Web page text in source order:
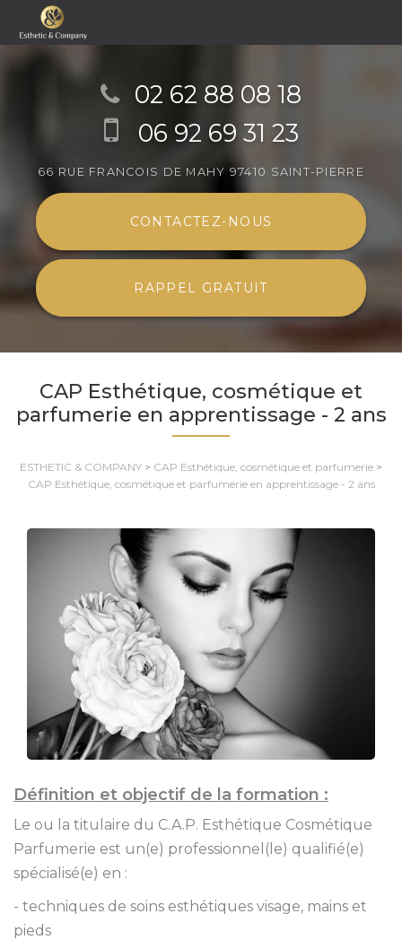
Aller
02 62 88 08 18
06 92 69 31 23
66 RUE FRANCOIS DE MAHY 97410 SAINT-PIERRE
CONTACTEZ- NOUS
RAPPEL GRATUIT
CAP Esthétique, cosmétique et
parfumerie en apprentissage - 2 ans
ESTHETIC & COMPANY > CAP Esthétique, cosmétique et parfumerie >
CAP Esthétique, cosmétique et parfumerie en apprentissage - 2 ans
Définition et objectif de la formation :
Le ou la titulaire du C.A.P. Esthétique Cosmétique
Parfumerie est un(e) professionnel(le) qualifié(e)
spécialisé(e) en :
- techniques de soins esthétiques visage, mains et
pieds